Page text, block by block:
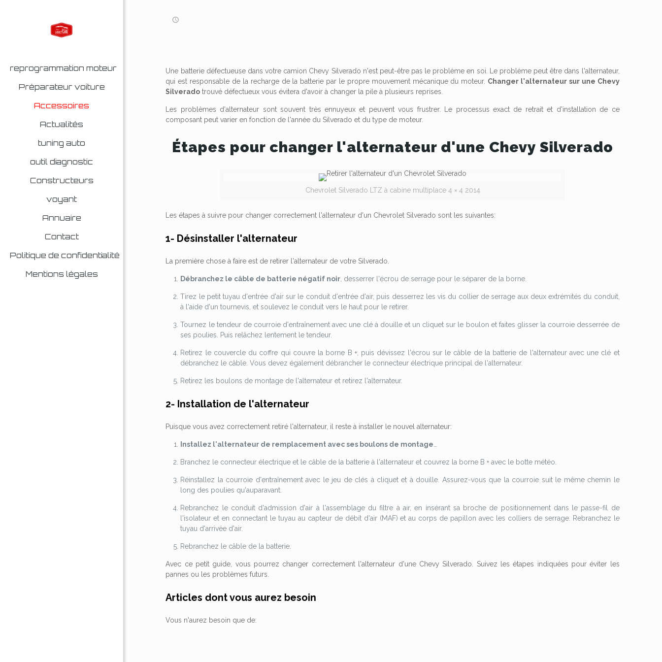
reprogrammation moteur
Préparateur voiture
Accessoires
Actualités
tuning auto
outil diagnostic
Constructeurs
voyant
Annuaire
Contact
Politique de confidentialité
Mentions légales
Une batterie défectueuse dans votre camion Chevy Silverado n'est peut-être pas le problème en soi. Le problème peut être dans l'alternateur,
qui est responsable de la recharge de la batterie par le propre mouvement mécanique du moteur. Changer l'alternateur sur une Chevy
Silverado trouvé défectueux vous évitera d'avoir à changer la pile à plusieurs reprises.
Les problèmes d'alternateur sont souvent très ennuyeux et peuvent vous frustrer. Le processus exact de retrait et d'installation de ce
composant peut varier en fonction de l'année du Silverado et du type de moteur.
Étapes pour changer l'alternateur d'une Chevy Silverado
Chevrolet Silverado LTZ à cabine multiplace 4 × 4 2014
Les étapes à suivre pour changer correctement l'alternateur d'un Chevrolet Silverado sont les suivantes:
1- Désinstaller l'alternateur
La première chose à faire est de retirer l'alternateur de votre Silverado.
Débranchez le câble de batterie négatif noir , desserrer l'écrou de serrage pour le séparer de la borne.
Tirez le petit tuyau d'entrée d'air sur le conduit d'entrée d'air, puis desserrez les vis du collier de serrage aux deux extrémités du conduit,
à l'aide d'un tournevis, et soulevez le conduit vers le haut pour le retirer.
Tournez le tendeur de courroie d'entraînement avec une clé à douille et un cliquet sur le boulon et faites glisser la courroie desserrée de
ses poulies. Puis relâchez lentement le tendeur.
Retirez le couvercle du coffre qui couvre la borne B +, puis dévissez l'écrou sur le câble de la batterie de l'alternateur avec une clé et
débranchez le câble. Vous devez également débrancher le connecteur électrique principal de l'alternateur.
Retirez les boulons de montage de l'alternateur et retirez l'alternateur.
2- Installation de l'alternateur
Puisque vous avez correctement retiré l'alternateur, il reste à installer le nouvel alternateur:
Installez l'alternateur de remplacement avec ses boulons de montage
Branchez le connecteur électrique et le câble de la batterie à l'alternateur et couvrez la borne B + avec le botte météo.
Réinstallez la courroie d'entraînement avec le jeu de clés à cliquet et à douille. Assurez-vous que la courroie suit le même chemin le
long des poulies qu'auparavant.
Rebranchez le conduit d'admission d'air à l'assemblage du filtre à air, en insérant sa broche de positionnement dans le passe-fil de
l'isolateur et en connectant le tuyau au capteur de débit d'air (MAF) et au corps de papillon avec les colliers de serrage. Rebranchez le
tuyau d'arrivée d'air.
Rebranchez le câble de la batterie.
Avec ce petit guide, vous pourrez changer correctement l'alternateur d'une Chevy Silverado. Suivez les étapes indiquées pour éviter les
pannes ou les problèmes futurs.
Articles dont vous aurez besoin
Vous n'aurez besoin que de: